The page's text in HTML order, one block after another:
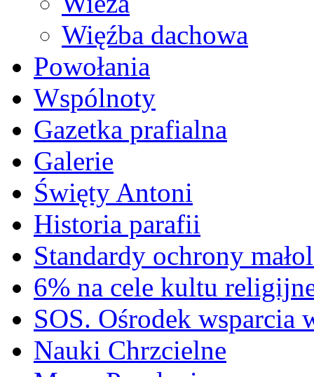
Więźba dachowa
Powołania
Wspólnoty
Gazetka prafialna
Galerie
Święty Antoni
Historia parafii
Standardy ochrony
6% na cele kultu
SOS. Ośrodek wsparcia
Nauki Chrzcielne